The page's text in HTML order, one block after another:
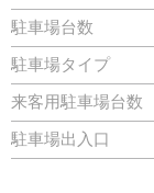
駐車場台数
駐車場タイプ
来客用駐車場台数
駐車場出入口